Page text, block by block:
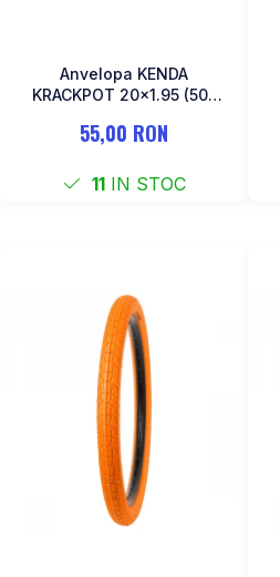
Anvelopa KENDA
KRACKPOT 20x1.95 (50-
55,00 RON
11IN STOC